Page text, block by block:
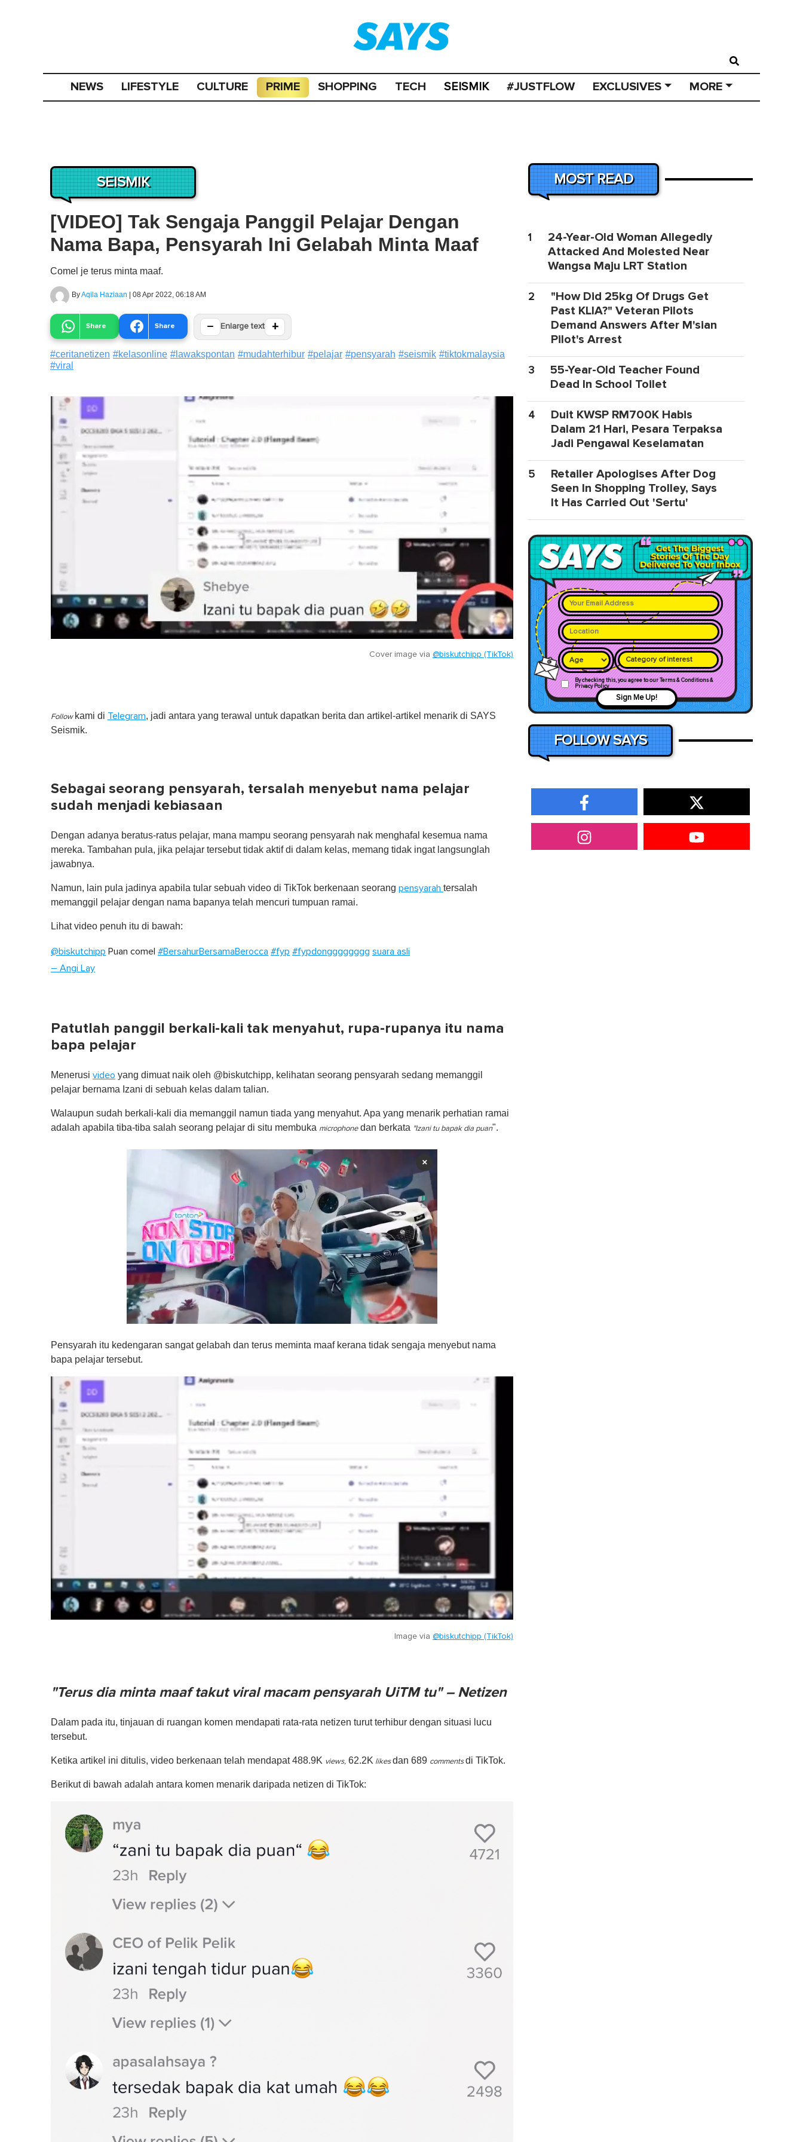
NEWS LIFESTYLE CULTURE PRIME SHOPPING TECH SEISMIK #JUSTFLOW EXCLUSIVES MORE
SEISMIK
[VIDEO] Tak Sengaja Panggil Pelajar Dengan
Nama Bapa, Pensyarah Ini Gelabah Minta Maaf
Comel je terus minta maaf.
ByAqila Haziaan | 08 Apr 2022, 06:18 AM
Share Share − Enlarge text +
#ceritanetizen #kelasonline # lawakspontan #mudahterhibur #pelajar #pensyarah #seismik #tiktokmalaysia
#viral
Cover image via @biskutchipp (TikTok)
Follow kami di Telegram, jadi antara yang terawal untuk dapatkan berita dan artikel-artikel menarik di SAYS
Seismik.
Sebagai seorang pensyarah, tersalah menyebut nama pelajar
sudah menjadi kebiasaan
Dengan adanya beratus-ratus pelajar, mana mampu seorang pensyarah nak menghafal kesemua nama
mereka. Tambahan pula, jika pelajar tersebut tidak aktif di dalam kelas, memang tidak ingat langsunglah
jawabnya.
Namun, lain pula jadinya apabila tular sebuah video di TikTok berkenaan seorang pensyarah tersalah
memanggil pelajar dengan nama bapanya telah mencuri tumpuan ramai.
Lihat video penuh itu di bawah:
@biskutchipp Puan comel #BersahurBersamaBerocca #fyp #fypdongggggggg suara asli
– Angi Lay
Patutlah panggil berkali-kali tak menyahut, rupa-rupanya itu nama
bapa pelajar
Menerusi video yang dimuat naik oleh @biskutchipp, kelihatan seorang pensyarah sedang memanggil
pelajar bernama Izani di sebuah kelas dalam talian.
Walaupun sudah berkali-kali dia memanggil namun tiada yang menyahut. Apa yang menarik perhatian ramai
adalah apabila tiba-tiba salah seorang pelajar di situ membuka microphonedan berkata "Izani tu bapak dia puan".
×
f
1
e
Pensyarah itu kedengaran sangat gelabah dan terus meminta maaf kerana tidak sengaja menyebut nama
bapa pelajar tersebut.
Image via @biskutchipp (TikTok)
"Terus dia minta maaf takut viral macam pensyarah UiTM tu" – Netizen
Dalam pada itu, tinjauan di ruangan komen mendapati rata-rata netizen turut terhibur dengan situasi lucu
tersebut.
Ketika artikel ini ditulis, video berkenaan telah mendapat 488.9K views, 62.2K likesdan 689 commentsdi TikTok.
Berikut di bawah adalah antara komen menarik daripada netizen di TikTok:
MOST READ
1
24-Year-Old Woman Allegedly
Attacked And Molested Near
Wangsa Maju LRT Station
2
"How Did 25kg Of Drugs Get
Past KLIA?" Veteran Pilots
Demand Answers After M'sian
Pilot's Arrest
3
55-Year-Old Teacher Found
Dead In School Toilet
4
Duit KWSP RM700K Habis
Dalam 21 Hari, Pesara Terpaksa
Jadi Pengawal Keselamatan
5
Retailer Apologises After Dog
Seen In Shopping Trolley, Says
It Has Carried Out 'Sertu'
Category of interest
By checking this, you agree to our Terms & Conditions &
Privacy Policy
Sign Me Up!
FOLLOW SAYS